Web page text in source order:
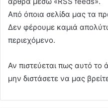
Από όποια σελίδα μας τα
Δεν φέρουμε καμιά
περιεχόμενο.
Αν πιστεύεται πως αυτό το
μην διστάσετε να μας